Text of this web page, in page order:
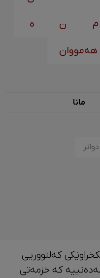
م ن ه
هەمووان
مانا
دواتر
کەلتووریی
کە خزمەتی